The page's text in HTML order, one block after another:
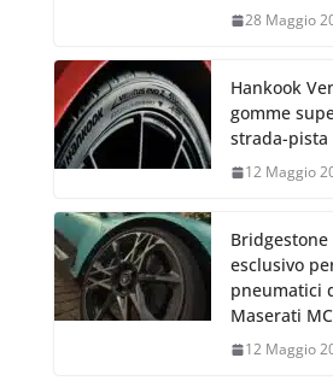
28 Maggio
Hankook
gomme
strada-pista
12 Maggio
esclusivo
pneumatici
Maserati
12 Maggio